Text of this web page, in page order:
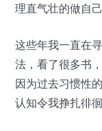
理直气壮的做自
这些年我一直在
法，看了很多书
因为过去习惯性
认知令我挣扎徘